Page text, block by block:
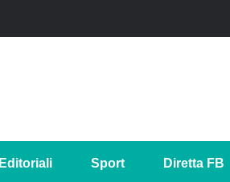
Editoriali Sport Diretta FB